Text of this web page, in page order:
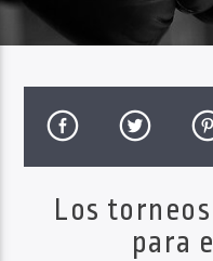
PROGRAMA ACTUAL
Haahil FM
Los
para